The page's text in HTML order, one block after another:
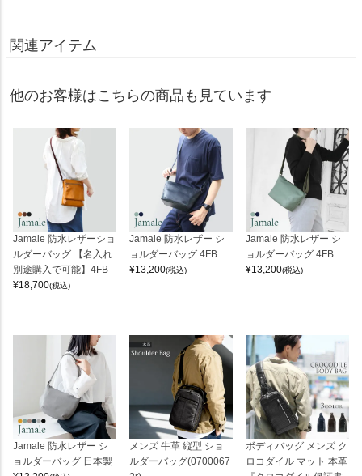
関連アイテム
他のお客様はこちらの商品も見ています
Jamale 防水レザーショ
ルダーバッグ 【名入れ
別途購入で可能】4FB
¥18,700(税込)
Jamale 防水レザー シ
ョルダーバッグ 4FB
¥13,200(税込)
Jamale 防水レザー シ
ョルダーバッグ 4FB
¥13,200(税込)
Jamale 防水レザー シ
ョルダーバッグ 日本製
メンズ 牛革 縦型 ショ
ルダーバッグ(0700067
ボディバッグ メンズ ク
ロコダイル マット 本革